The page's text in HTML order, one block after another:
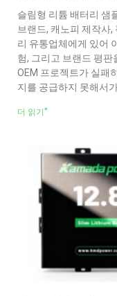
슬림형 리튬 배터리 샘
브랜드, 캐노피 제작사
리 유통업체에게 있어
험, 그리고 브랜드 평
OEM 프로젝트가 실패
지를 공급하지 못해서
더 읽기"